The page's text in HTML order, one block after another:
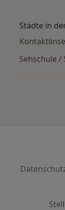
Städte in
Sehschule /